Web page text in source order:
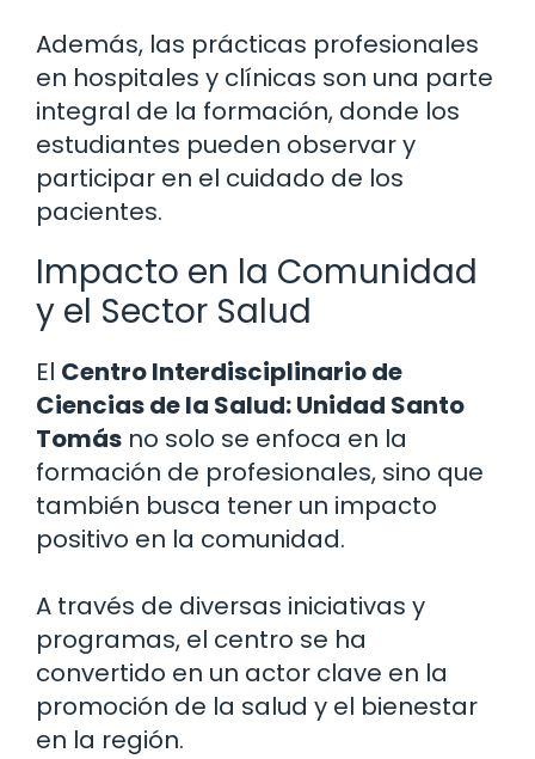
Además, las prácticas profesionales
en hospitales y clínicas son una parte
integral de la formación, donde los
estudiantes pueden observar y
participar en el cuidado de los
pacientes.
Impacto en la Comunidad
y el Sector Salud
El Centro Interdisciplinario de
Ciencias de la Salud: Unidad Santo
Tomás no solo se enfoca en la
formación de profesionales, sino que
también busca tener un impacto
positivo en la comunidad.
A través de diversas iniciativas y
programas, el centro se ha
convertido en un actor clave en la
promoción de la salud y el bienestar
en la región.